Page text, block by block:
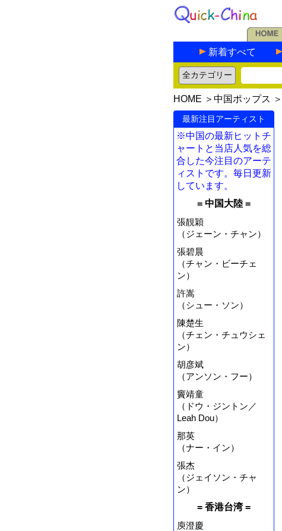
新着すべて
HOME ＞ 中国ポップス ＞
最新注目アーティスト
※中国の最新ヒットチ
ャートと当店人気を総
合した今注目のアーテ
ィストです。毎日更新
しています。
= 中国大陸 =
張靚穎
（ジェーン・チャン）
張碧晨
（チャン・ビーチェ
ン）
許嵩
（シュー・ソン）
陳楚生
（チェン・チュウシェ
ン）
胡彦斌
（アンソン・フー）
竇靖童
（ドウ・ジントン／
Leah Dou）
那英
（ナー・イン）
張杰
（ジェイソン・チャ
ン）
= 香港台湾 =
庾澄慶